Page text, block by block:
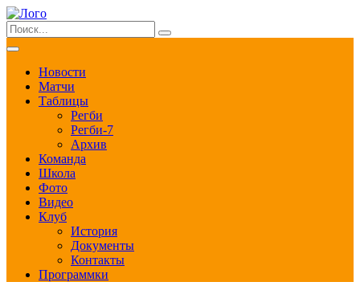
Новости
Матчи
Таблицы
Регби
Регби-7
Архив
Команда
Школа
Фото
Видео
Клуб
История
Документы
Контакты
Программки